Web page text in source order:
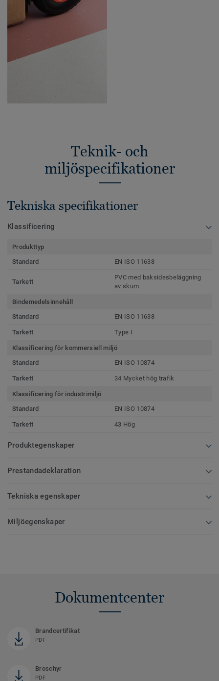
Teknik- och
miljöspecifikationer
Tekniska specifikationer
Klassificering
Produkttyp
Standard
EN ISO 11638
Tarkett
PVC med baksidesbeläggning
av skum
Bindemedelsinnehåll
Standard
EN ISO 11638
Tarkett Type I
Klassificering för kommersiell miljö
Standard
EN ISO 10874
Tarkett 34 Mycket hög trafik
Klassificering för industrimiljö
Standard
EN ISO 10874
Tarkett 43 Hög
Produktegenskaper
Prestandadeklaration
Tekniska egenskaper
Miljöegenskaper
Dokumentcenter
Brandcertifikat
PDF
Broschyr
PDF